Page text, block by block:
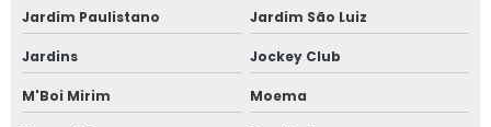
Fornecedor de esquadrias de alumínio
Fornecedor de janela de alumínio sobreposta
Jardim Paulistano Jardim São Luiz
Jardins Jockey Club
M'Boi Mirim Moema